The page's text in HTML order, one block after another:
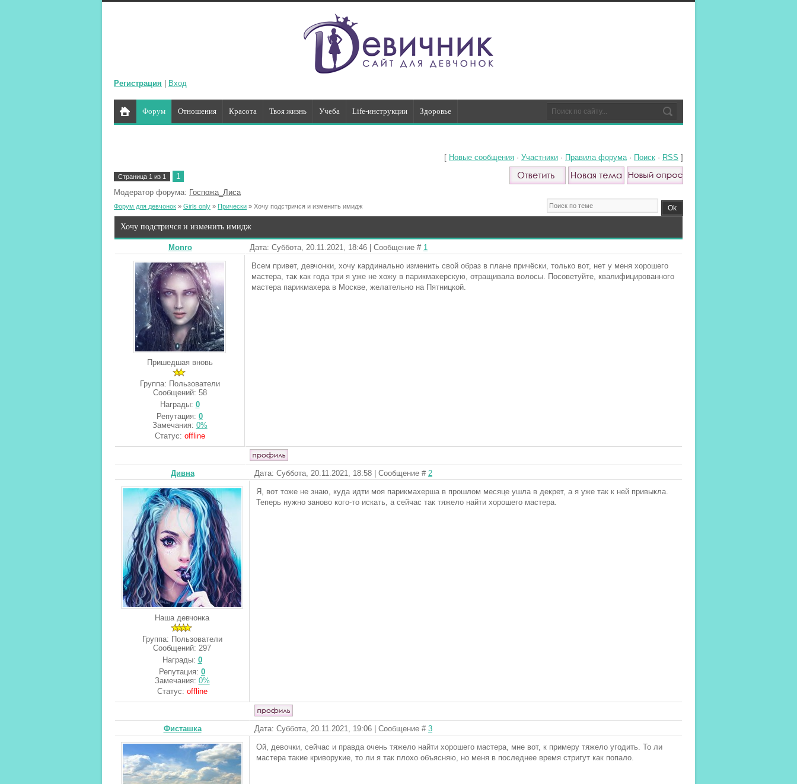
Регистрация Вход
Форум Отношения Красота Твоя жизнь Учеба Life-инструкции Здоровье
[ Новые сообщения · Участники · Правила форума· Поиск · RSS ]
Страница 1 из 1
1
Модератор форума: Госпожа_Лиса
Форум для девчонок » Girls only » Прически » Хочу подстричся и изменить имидж
Хочу подстричся и изменить имидж
Monro Дата: Суббота, 20.11.2021, 18:46 | Сообщение # 1
Пришедшая вновь
Группа: Пользователи
Сообщений: 58
Награды: 0
Репутация: 0
Замечания: 0%
Статус: offline
Всем привет, девчонки, хочу кардинально изменить свой образ в плане причёски, только вот, нет у меня хорошего
мастера, так как года три я уже не хожу в парикмахерскую, отращивала волосы. Посоветуйте, квалифицированного
мастера парикмахера в Москве, желательно на Пятницкой.
Дивна Дата: Суббота, 20.11.2021, 18:58 | Сообщение # 2
Наша девчонка
Группа: Пользователи
Сообщений: 297
Награды: 0
Репутация: 0
Замечания: 0%
Статус: offline
Я, вот тоже не знаю, куда идти моя парикмахерша в прошлом месяце ушла в декрет, а я уже так к ней привыкла.
Теперь нужно заново кого-то искать, а сейчас так тяжело найти хорошего мастера.
Фисташка Дата: Суббота, 20.11.2021, 19:06 | Сообщение # 3
Ой, девочки, сейчас и правда очень тяжело найти хорошего мастера, мне вот, к примеру тяжело угодить. То ли
мастера такие криворукие, то ли я так плохо объясняю, но меня в последнее время стригут как попало.